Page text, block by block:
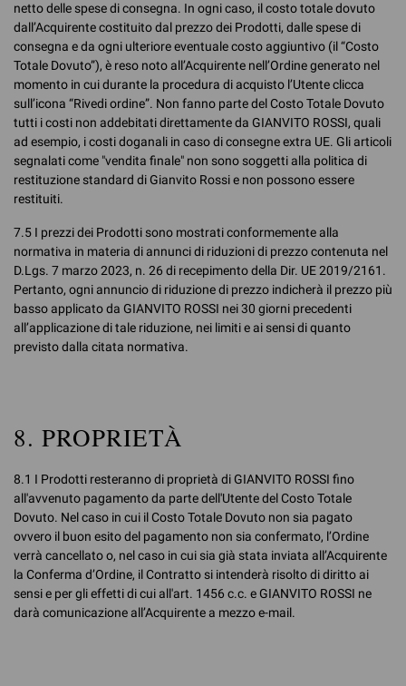
netto delle spese di consegna. In ogni caso, il costo totale dovuto
dall’Acquirente costituito dal prezzo dei Prodotti, dalle spese di
consegna e da ogni ulteriore eventuale costo aggiuntivo (il “Costo
Totale Dovuto”), è reso noto all’Acquirente nell’Ordine generato nel
momento in cui durante la procedura di acquisto l’Utente clicca
sull’icona “Rivedi ordine”. Non fanno parte del Costo Totale Dovuto
tutti i costi non addebitati direttamente da GIANVITO ROSSI, quali
ad esempio, i costi doganali in caso di consegne extra UE. Gli articoli
segnalati come "vendita finale" non sono soggetti alla politica di
restituzione standard di Gianvito Rossi e non possono essere
restituiti.
7.5 I prezzi dei Prodotti sono mostrati conformemente alla
normativa in materia di annunci di riduzioni di prezzo contenuta nel
D.Lgs. 7 marzo 2023, n. 26 di recepimento della Dir. UE 2019/2161.
Pertanto, ogni annuncio di riduzione di prezzo indicherà il prezzo più
basso applicato da GIANVITO ROSSI nei 30 giorni precedenti
all’applicazione di tale riduzione, nei limiti e ai sensi di quanto
previsto dalla citata normativa.
8. PROPRIETÀ
8.1 I Prodotti resteranno di proprietà di GIANVITO ROSSI fino
all'avvenuto pagamento da parte dell'Utente del Costo Totale
Dovuto. Nel caso in cui il Costo Totale Dovuto non sia pagato
ovvero il buon esito del pagamento non sia confermato, l’Ordine
verrà cancellato o, nel caso in cui sia già stata inviata all’Acquirente
la Conferma d’Ordine, il Contratto si intenderà risolto di diritto ai
sensi e per gli effetti di cui all'art. 1456 c.c. e GIANVITO ROSSI ne
darà comunicazione all’Acquirente a mezzo e-mail.